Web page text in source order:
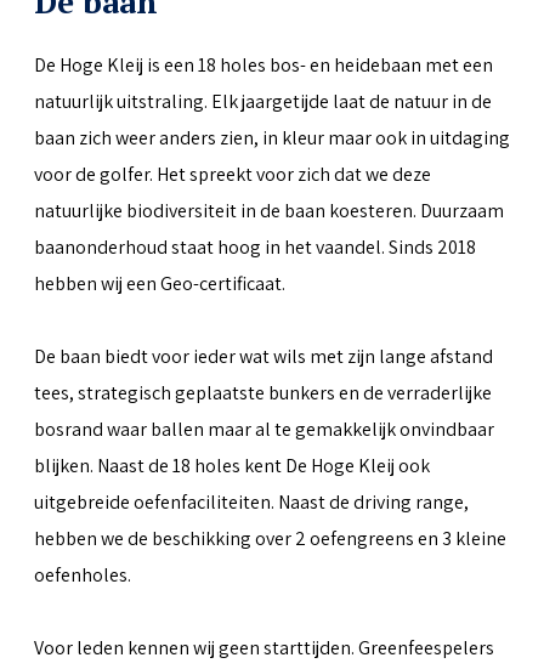
De Hoge Kleij is een 18 holes bos- en heidebaan met een
natuurlijk uitstraling. Elk jaargetijde laat de natuur in de
baan zich weer anders zien, in kleur maar ook in uitdaging
voor de golfer. Het spreekt voor zich dat we deze
natuurlijke biodiversiteit in de baan koesteren. Duurzaam
baanonderhoud staat hoog in het vaandel. Sinds 2018
hebben wij een Geo-certificaat.
De baan biedt voor ieder wat wils met zijn lange afstand
tees, strategisch geplaatste bunkers en de verraderlijke
bosrand waar ballen maar al te gemakkelijk onvindbaar
blijken. Naast de 18 holes kent De Hoge Kleij ook
uitgebreide oefenfaciliteiten. Naast de driving range,
hebben we de beschikking over 2 oefengreens en 3 kleine
oefenholes.
Voor leden kennen wij geen starttijden. Greenfeespelers